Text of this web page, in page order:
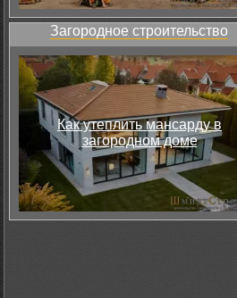
Загородное строительство
Как утеплить мансарду в
загородном доме